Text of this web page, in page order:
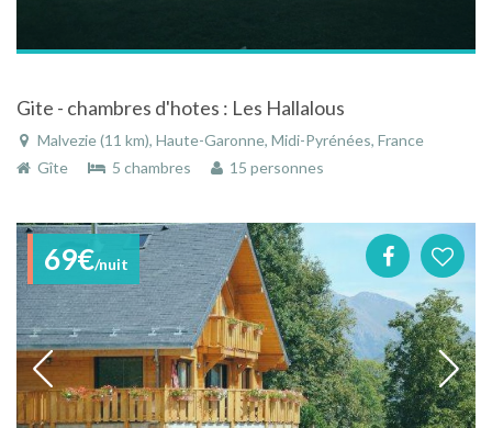
Gite - chambres d'hotes : Les Hallalous
Malvezie (11 km), Haute-Garonne, Midi-Pyrénées, France
Gîte
5 chambres 15 personnes
69€/nuit